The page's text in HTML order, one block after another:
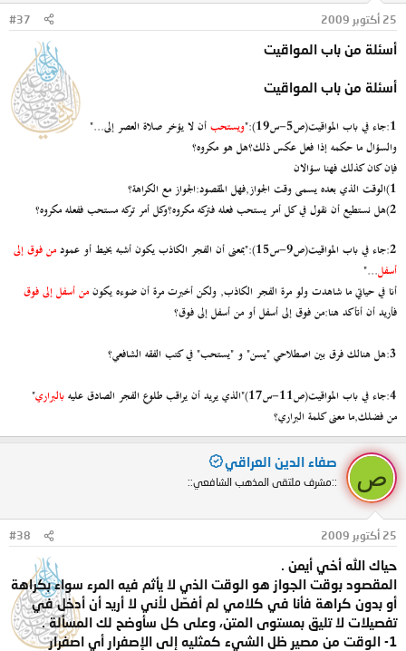
25 أكتوبر 2009 #37
أسئلة من باب المواقيت
أسئلة من باب المواقيت
1:جاء في باب المواقيت(ص5-س19):" ويستحبأن لا يؤخر صلاة العصر إلى..."
والسؤال ما حكمه إذا فعل عكس ذلك؟هل هو مكروه؟
فإن كان كذلك فهنا سؤالان
1)الوقت الذي بعده يسمى وقت الجواز,فهل المقصود:الجواز مع الكراهة؟
2)هل نستطيع أن نقول في كل أمر يستحب فعله فتركه مكروه؟وكل أمر تركه مستحب ففعله مكروه؟
2:جاء في باب المواقيت(ص9-س15):"بمعنى أن الفجر الكاذب يكون أشبه بخيط أو عمود
من فوق إلى
أسفل..."
أنا في حياتي ما شاهدت ولو مرة الفجر الكاذب, ولكن أخبرت مرة أن ضوءه يكونمن أسفل إلى فوق
فأريد أن أتأكد هنا:من فوق إلى أسفل أو من أسفل إلى فوق؟
3:هل هنالك فرق بين اصطلاحي "يسن" و "يستحب"في كتب الفقه الشافعي؟
4:جاء في باب المواقيت(ص11-س17)"الذي يريد أن يراقب طلوع الفجر الصادق عليه بالبراري"
من فضلك,ما معنى كلمة البراري؟
ص
صفاء الدين العراقي
::مشرف ملتقى المذهب الشافعي::
25 أكتوبر 2009 #38
حياك الله أخي أيمن .
المقصود بوقت الجواز هو الوقت الذي لا يأثم فيه المرء سواء بكراهة
أو بدون كراهة فأنا في كلامي لم أفصّل لأني لا أريد أن أدخل في
تفصيلات لا تليق بمستوى المتن، وعلى كل سأوضح لك المسألة .
1- الوقت من مصير ظل الشيء كمثليه إلى الإصفرار أي اصفرار